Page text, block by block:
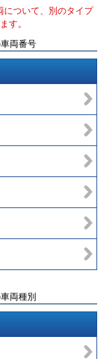
について、別のタイプ
す。
両番号
両種別